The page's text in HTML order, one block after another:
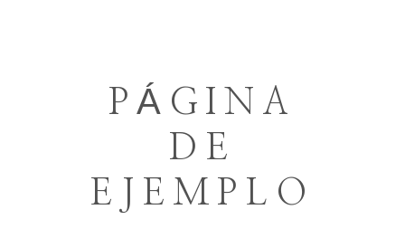
PÁGINA
DE
EJEMPLO